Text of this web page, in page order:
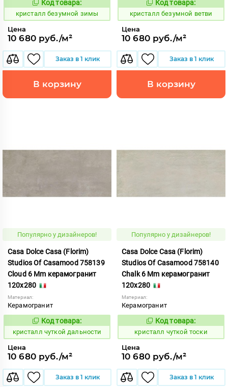
827282
Код товара:
кристалл безумной зимы
Цена
10 680 руб./м²
Заказ в 1 клик
В корзину
827259
Код товара:
кристалл безумной ветви
Цена
10 680 руб./м²
Заказ в 1 клик
В корзину
Популярно у дизайнеров!
Casa Dolce Casa (Florim)
Studios Of Casamood 758139
Cloud 6 Mm керамогранит
120x280
Материал:
Керамогранит
827246
Код товара:
кристалл чуткой дальности
Цена
10 680 руб./м²
Заказ в 1 клик
Популярно у дизайнеров!
Casa Dolce Casa (Florim)
Studios Of Casamood 758140
Chalk 6 Mm керамогранит
120x280
Материал:
Керамогранит
827231
Код товара:
кристалл чуткой тоски
Цена
10 680 руб./м²
Заказ в 1 клик